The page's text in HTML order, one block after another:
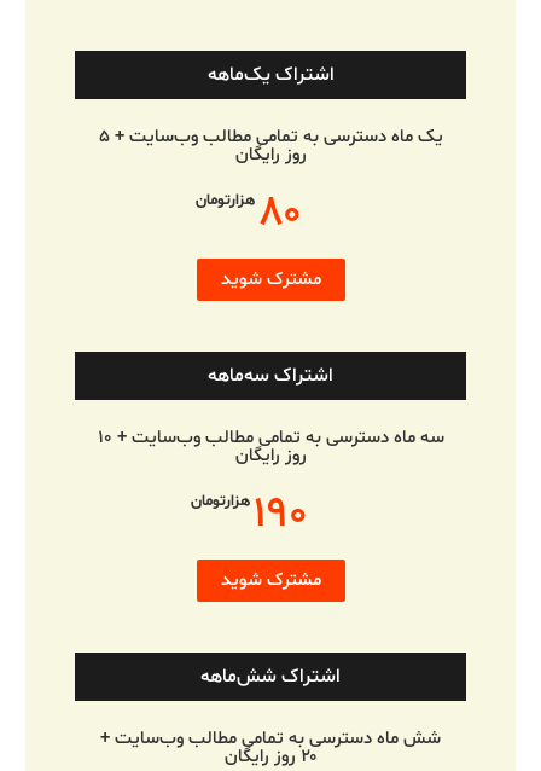
اشتراک یک‌ماهه
یک ماه دسترسی به تمامی مطالب وب‌سایت + ۵
روز رایگان
۸۰ هزارتومان
مشترک شوید
اشتراک سه‌ماهه
سه ماه دسترسی به تمامی مطالب وب‌سایت + ۱۰
روز رایگان
۱۹۰ هزارتومان
مشترک شوید
اشتراک شش‌ماهه
شش ماه دسترسی به تمامی مطالب وب‌سایت +
۲۰ روز رایگان